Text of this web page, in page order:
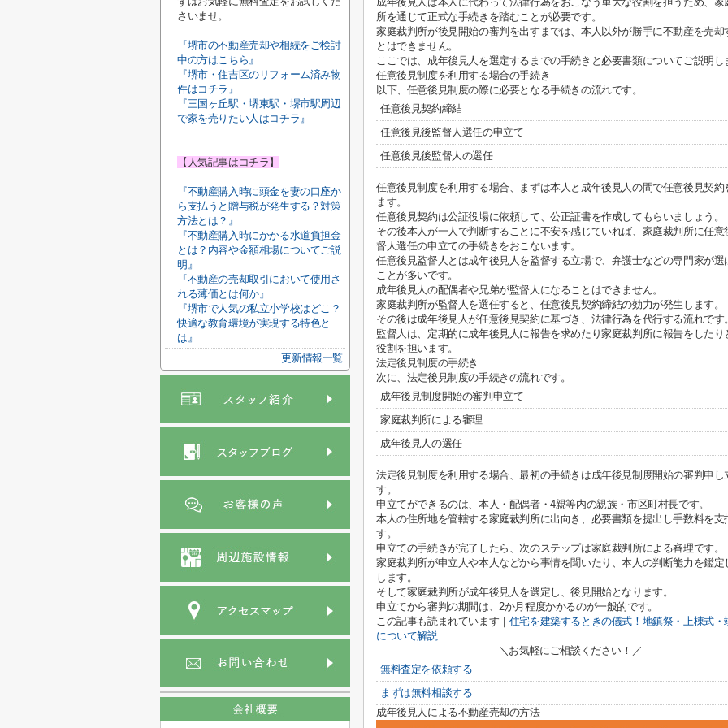
所を通じて正式な手続きを踏むことが必要です。
家庭裁判所が後見開始の審判を出すまでは、本人以外が勝手に不動産を売却
とはできません。
ここでは、成年後見人を選定するまでの手続きと必要書類についてご説明し
任意後見制度を利用する場合の手続き
以下、任意後見制度の際に必要となる手続きの流れです。
任意後見契約締結
任意後見後監督人選任の申立て
任意後見後監督人の選任
任意後見制度を利用する場合、まずは本人と成年後見人の間で任意後見契約
ます。
任意後見契約は公証役場に依頼して、公正証書を作成してもらいましょう。
その後本人が一人で判断することに不安を感じていれば、家庭裁判所に任意
督人選任の申立ての手続きをおこないます。
任意後見監督人とは成年後見人を監督する立場で、弁護士などの専門家が選
ことが多いです。
成年後見人の配偶者や兄弟が監督人になることはできません。
家庭裁判所が監督人を選任すると、任意後見契約締結の効力が発生します。
その後は成年後見人が任意後見契約に基づき、法律行為を代行する流れです
監督人は、定期的に成年後見人に報告を求めたり家庭裁判所に報告をしたり
役割を担います。
法定後見制度の手続き
次に、法定後見制度の手続きの流れです。
成年後見制度開始の審判申立て
家庭裁判所による審理
成年後見人の選任
法定後見制度を利用する場合、最初の手続きは成年後見制度開始の審判申し
す。
申立てができるのは、本人・配偶者・4親等内の親族・市区町村長です。
本人の住所地を管轄する家庭裁判所に出向き、必要書類を提出し手数料を支
す。
申立ての手続きが完了したら、次のステップは家庭裁判所による審理です。
家庭裁判所が申立人や本人などから事情を聞いたり、本人の判断能力を鑑定
します。
そして家庭裁判所が成年後見人を選定し、後見開始となります。
申立てから審判の期間は、2か月程度かかるのが一般的です。
この記事も読まれています｜ 住宅を建築するときの儀式！地鎮祭・上棟式・
について解説
＼お気軽にご相談ください！／
無料査定を依頼する
まずは無料相談する
成年後見人による不動産売却の方法
さいませ。
『堺市の不動産売却や相続をご検討
中の方はこちら』
『堺市・住吉区のリフォーム済み物
件はコチラ』
『三国ヶ丘駅・堺東駅・堺市駅周辺
で家を売りたい人はコチラ』
【人気記事はコチラ】
『不動産購入時に頭金を妻の口座か
ら支払うと贈与税が発生する？対策
方法とは？』
『不動産購入時にかかる水道負担金
とは？内容や金額相場についてご説
明』
『不動産の売却取引において使用さ
れる薄価とは何か』
『堺市で人気の私立小学校はどこ？
快適な教育環境が実現する特色と
は』
更新情報一覧